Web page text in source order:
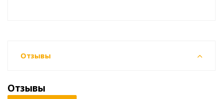
Отзывы
Отзывы